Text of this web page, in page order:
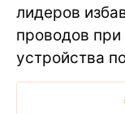
лидеров
проводов
устройства